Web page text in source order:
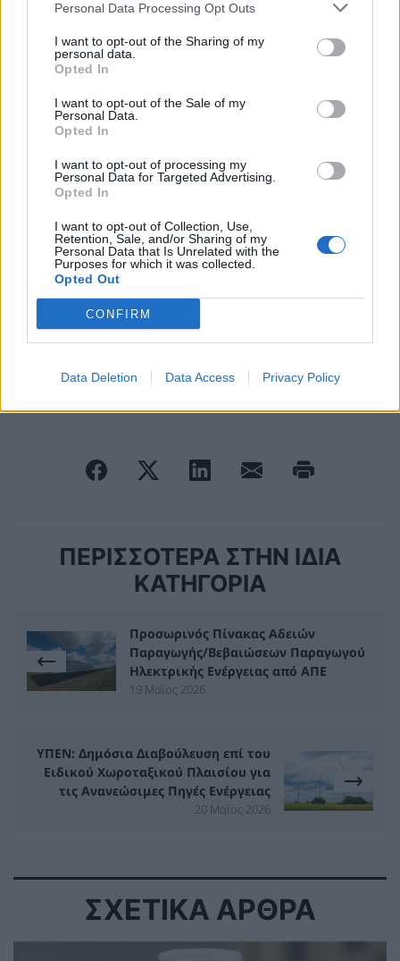
Personal Data Processing Opt Outs
I want to opt-out of the Sharing of my
personal data.
Opted In
I want to opt-out of the Sale of my
Personal Data.
Opted In
I want to opt-out of processing my
Personal Data for Targeted Advertising.
Opted In
I want to opt-out of Collection, Use,
Retention, Sale, and/or Sharing of my
Personal Data that Is Unrelated with the
Purposes for which it was collected.
Opted Out
CONFIRM
Data Deletion Data Access Privacy Policy
Πρόσθεσε το
στα αγαπημένα σου στη
Google
ΠΡΑΣΙΝΟ ΥΔΡΟΓΟΝΟ ΕΥΡΩΠΗ
ΠΕΡΙΣΣΟΤΕΡΑ ΣΤΗΝ ΙΔΙΑ
ΚΑΤΗΓΟΡΙΑ
Προσωρινός Πίνακας Αδειών
Παραγωγής/Βεβαιώσεων Παραγωγού
Ηλεκτρικής Ενέργειας από ΑΠΕ
19 Μαϊος 2026
ΥΠΕΝ: Δημόσια Διαβούλευση επί του
Ειδικού Χωροταξικού Πλαισίου για
τις Ανανεώσιμες Πηγές Ενέργειας
20 Μαϊος 2026
ΣΧΕΤΙΚΑ ΑΡΘΡΑ